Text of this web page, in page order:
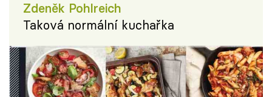
Zdeněk Pohlreich
Taková normální kuchařka